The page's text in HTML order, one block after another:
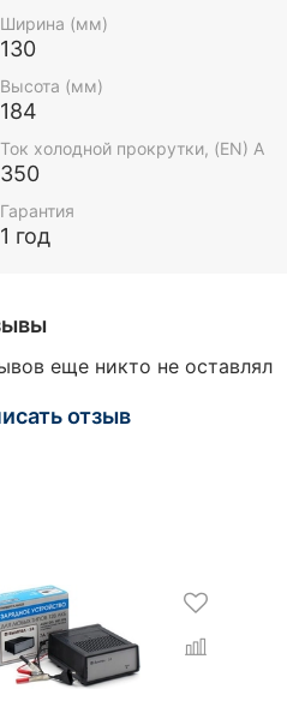
Ширина (мм)
130
Высота (мм)
184
Ток холодной прокрутки, (EN) А
350
Гарантия
1 год
еще никто не оставлял
отзыв